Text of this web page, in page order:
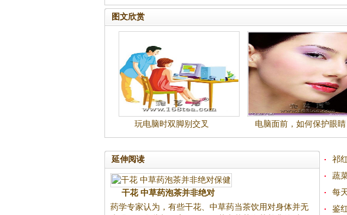
图文欣赏
玩电脑时双脚别交叉 电脑面前，如何保护眼睛
延伸阅读
干花 中草药泡茶并非绝对
药学专家认为，有些干花、中草药当茶饮用对身体并无
祁
蔬
每
鉴